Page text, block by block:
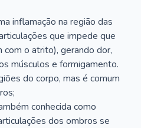
inflamação na região das
que impede que
o atrito), gerando dor,
músculos e formigamento.
do corpo, mas é comum
conhecida como
dos ombros se